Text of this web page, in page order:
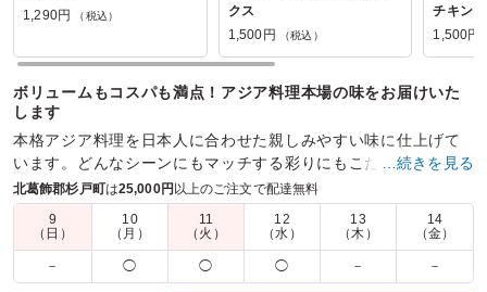
1,290円
（税込）
クス
1,500円
（税込）
チキン
1,500円
ボリュームもコスパも満点！アジア料理本場の味をお届けいた
します
本格アジア料理を日本人に合わせた親しみやすい味に仕上げて
います。どんなシーンにもマッチする彩りにもこだわった華や
かなお弁当をご用意しています。
商品数： 締切日時： 1日前15:00 価格帯：
980円～1,700円
配達時間：
10:00～18:00
…続きを見る
北葛飾郡杉戸町は25,000円 以上のご注文で配達無料
9
（日）
10
（月）
11
（火）
12
（水）
13
（木）
14
（金）
－ ◯ ◯ ◯ － －